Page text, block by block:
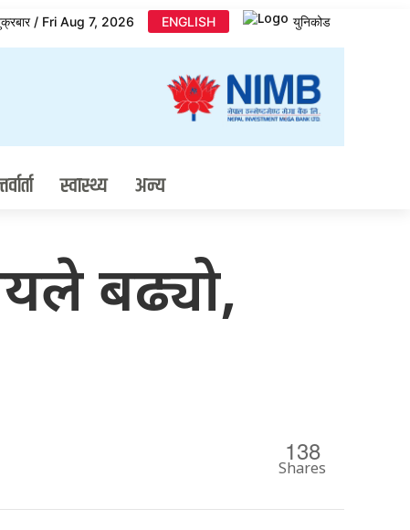
/ Fri Aug 7, 2026 ENGLISH युनिकोड
स्वास्थ्य अन्य
बढ्यो,
138
Shares